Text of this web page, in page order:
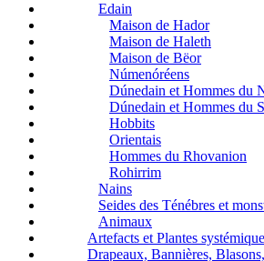
Edain
Maison de Hador
Maison de Haleth
Maison de Bëor
Númenóréens
Dúnedain et Hommes du
Dúnedain et Hommes du
Hobbits
Orientais
Hommes du Rhovanion
Rohirrim
Nains
Seides des Ténébres et
Animaux
Artefacts et Plantes
Drapeaux, Bannières,